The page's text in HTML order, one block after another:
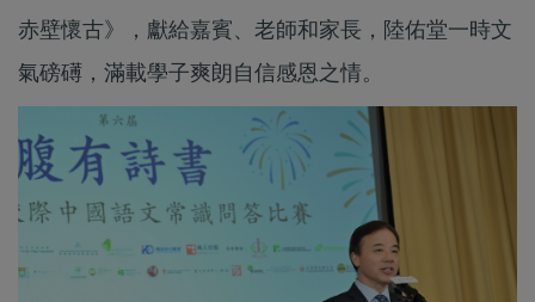
赤壁懷古》，獻給嘉賓、老師和家長，陸佑堂一時文
氣磅礡，滿載學子爽朗自信感恩之情。